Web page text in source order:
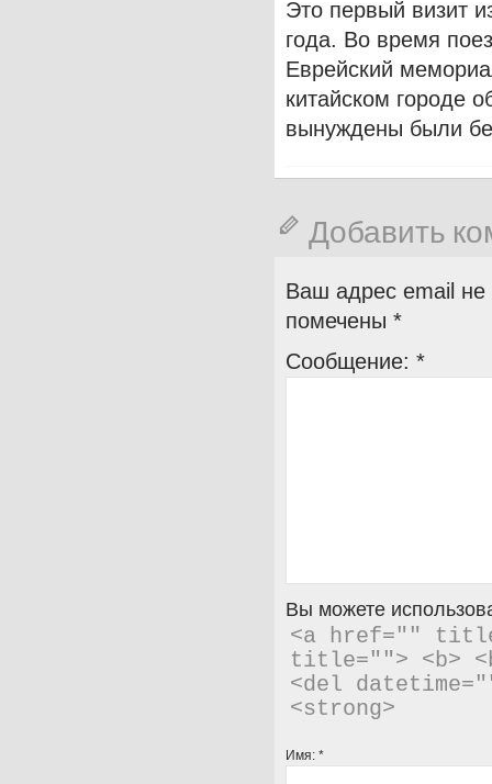
Это первый визит
года. Во время
Еврейский
китайском городе
вынуждены были
Добавить
Ваш адрес email не
помечены *
Сообщение: *
Вы можете
<a href=""
title=""> <b>
<del
<strong>
Имя: *